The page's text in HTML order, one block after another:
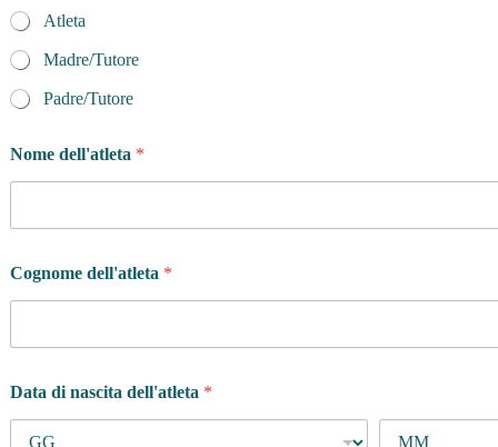
Atleta
Madre/Tutore
Padre/Tutore
Nome dell'atleta *
r
i
p
a
l
Cognome dell'atleta *
Data di nascita dell'atleta *